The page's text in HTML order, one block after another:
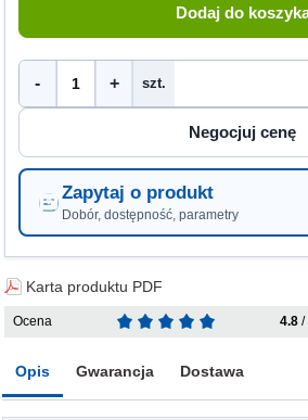
- + szt.
Zapytaj o produkt
Dobór, dostępność, parametry
Karta produktu PDF
Ocena 4.8 /
Opis Gwarancja Dostawa